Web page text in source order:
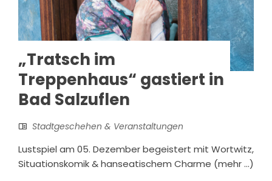
„Tratsch im
Treppenhaus“ gastiert in
Bad Salzuflen
Stadtgeschehen & Veranstaltungen
Lustspiel am 05. Dezember begeistert mit Wortwitz,
Situationskomik & hanseatischem Charme (mehr …)